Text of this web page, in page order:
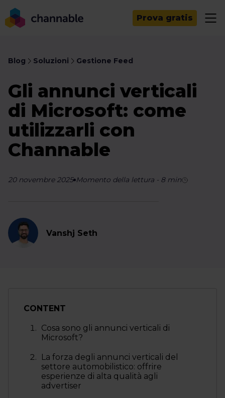
Prova gratis
Blog Soluzioni Gestione Feed
Gli annunci verticali
di Microsoft: come
utilizzarli con
Channable
20 novembre 2025 Momento della lettura - 8min
Vanshj Seth
CONTENT
Cosa sono gli annunci verticali di
Microsoft?
La forza degli annunci verticali del
settore automobilistico: offrire
esperienze di alta qualità agli
advertiser